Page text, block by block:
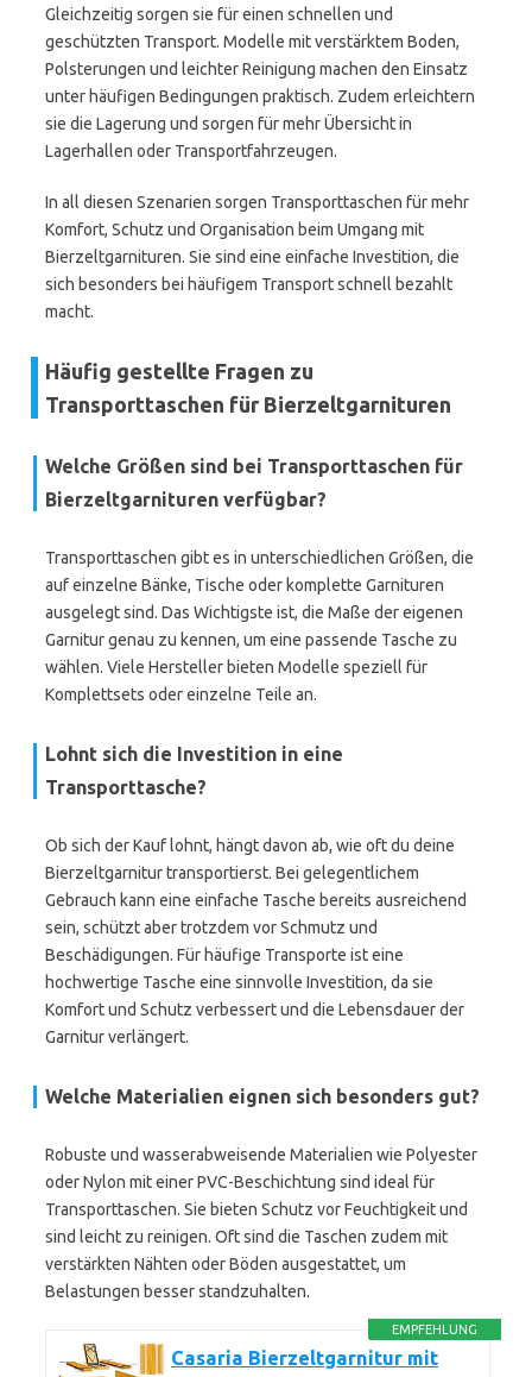
Gleichzeitig sorgen sie für einen schnellen und
geschützten Transport. Modelle mit verstärktem Boden,
Polsterungen und leichter Reinigung machen den Einsatz
unter häufigen Bedingungen praktisch. Zudem erleichtern
sie die Lagerung und sorgen für mehr Übersicht in
Lagerhallen oder Transportfahrzeugen.
In all diesen Szenarien sorgen Transporttaschen für mehr
Komfort, Schutz und Organisation beim Umgang mit
Bierzeltgarnituren. Sie sind eine einfache Investition, die
sich besonders bei häufigem Transport schnell bezahlt
macht.
Häufig gestellte Fragen zu
Transporttaschen für Bierzeltgarnituren
Welche Größen sind bei Transporttaschen für
Bierzeltgarnituren verfügbar?
Transporttaschen gibt es in unterschiedlichen Größen, die
auf einzelne Bänke, Tische oder komplette Garnituren
ausgelegt sind. Das Wichtigste ist, die Maße der eigenen
Garnitur genau zu kennen, um eine passende Tasche zu
wählen. Viele Hersteller bieten Modelle speziell für
Komplettsets oder einzelne Teile an.
Lohnt sich die Investition in eine
Transporttasche?
Ob sich der Kauf lohnt, hängt davon ab, wie oft du deine
Bierzeltgarnitur transportierst. Bei gelegentlichem
Gebrauch kann eine einfache Tasche bereits ausreichend
sein, schützt aber trotzdem vor Schmutz und
Beschädigungen. Für häufige Transporte ist eine
hochwertige Tasche eine sinnvolle Investition, da sie
Komfort und Schutz verbessert und die Lebensdauer der
Garnitur verlängert.
Welche Materialien eignen sich besonders gut?
Robuste und wasserabweisende Materialien wie Polyester
oder Nylon mit einer PVC-Beschichtung sind ideal für
Transporttaschen. Sie bieten Schutz vor Feuchtigkeit und
sind leicht zu reinigen. Oft sind die Taschen zudem mit
verstärkten Nähten oder Böden ausgestattet, um
Belastungen besser standzuhalten.
EMPFEHLUNG
Casaria Bierzeltgarnitur mit